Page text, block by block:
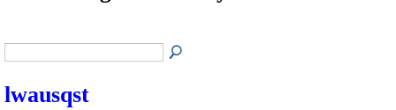
lwausqst